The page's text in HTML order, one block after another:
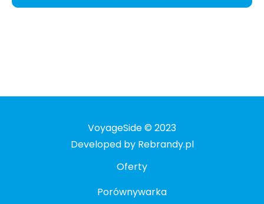
VoyageSide © 2023
Developed by Rebrandy.pl
Oferty
Porównywarka